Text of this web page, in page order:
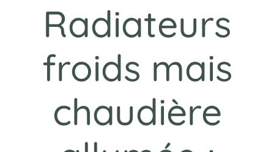
Radiateurs
froids mais
chaudière